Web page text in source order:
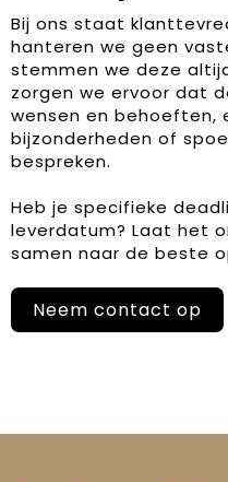
Bij ons staat
hanteren we geen
stemmen we deze
zorgen we ervoor dat
wensen en behoeften,
bijzonderheden of
bespreken.
Heb je specifieke
leverdatum? Laat het
samen naar de beste
Neem contact op